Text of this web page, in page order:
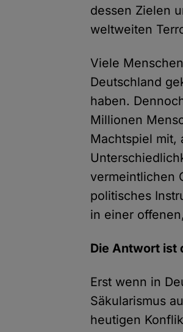
dessen Zielen
weltweiten
Viele
Deutschland
haben.
Millionen
Machtspiel mit,
vermeintlichen
politisches
in einer
Die Antwort ist
Erst wenn in
Säkularismus
heutigen